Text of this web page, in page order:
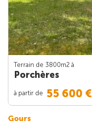
Terrain de 3800m2 à
Porchères
à partir de 55 600 €
Gours